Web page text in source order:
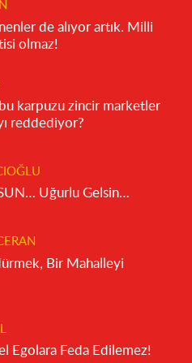
de alıyor artık. Milli
olmaz!
karpuzu zincir marketler
reddediyor?
HAYIRLI OLSUN… Uğurlu Gelsin…
Bir Mahalleyi
Egolara Feda Edilemez!